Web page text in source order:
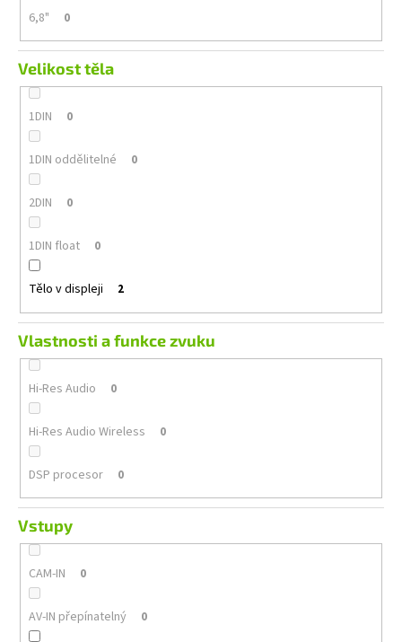
6,8" 0
Velikost těla
1DIN 0
1DIN oddělitelné 0
2DIN 0
1DIN float 0
Tělo v displeji 2
Vlastnosti a funkce zvuku
Hi-Res Audio 0
Hi-Res Audio Wireless 0
DSP procesor 0
Vstupy
CAM-IN 0
AV-IN přepínatelný 0